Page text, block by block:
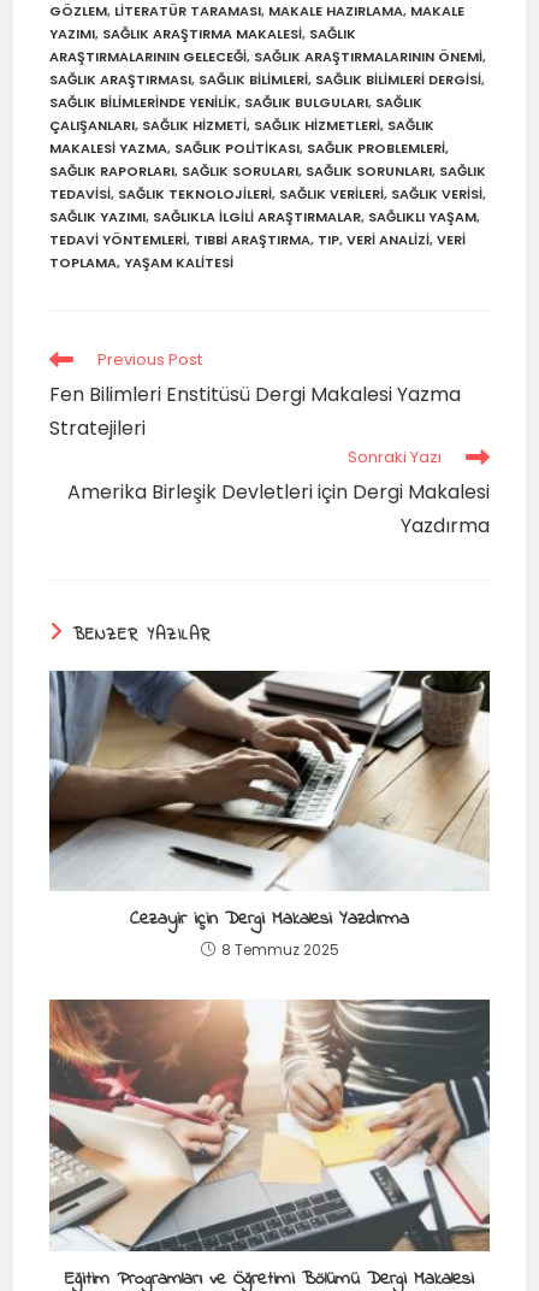
GÖZLEM, LITERATÜR TARAMASI, MAKALE HAZIRLAMA, MAKALE
YAZIMI, SAĞLIK ARAŞTIRMA MAKALESI, SAĞLIK
ARAŞTIRMALARININ GELECEĞI, SAĞLIK ARAŞTIRMALARININ ÖNEMI,
SAĞLIK ARAŞTIRMASI, SAĞLIK BILIMLERI, SAĞLIK BILIMLERI DERGISI,
SAĞLIK BILIMLERINDE YENILIK, SAĞLIK BULGULARI, SAĞLIK
ÇALIŞANLARI, SAĞLIK HIZMETI, SAĞLIK HIZMETLERI, SAĞLIK
MAKALESI YAZMA, SAĞLIK POLITIKASI, SAĞLIK PROBLEMLERI,
SAĞLIK RAPORLARI, SAĞLIK SORULARI, SAĞLIK SORUNLARI, SAĞLIK
TEDAVISI, SAĞLIK TEKNOLOJILERI, SAĞLIK VERILERI, SAĞLIK VERISI,
SAĞLIK YAZIMI, SAĞLIKLA ILGILI ARAŞTIRMALAR, SAĞLIKLI YAŞAM,
TEDAVI YÖNTEMLERI, TIBBI ARAŞTIRMA, TIP, VERI ANALIZI, VERI
TOPLAMA, YAŞAM KALITESI
Previous Post
Fen Bilimleri Enstitüsü Dergi Makalesi Yazma
Stratejileri
Sonraki Yazı
Amerika Birleşik Devletleri için Dergi Makalesi
Yazdırma
BENZER YAZILAR
Cezayir için Dergi Makalesi Yazdırma
8 Temmuz 2025
Eğitim Programları ve Öğretimi Bölümü Dergi Makalesi